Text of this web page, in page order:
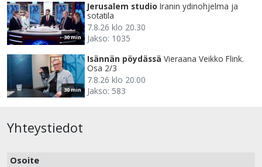
30 min
Jerusalem studio Iranin ydinohjelma ja
sotatila
7.8.26 klo 20.30
Jakso: 1035
30 min
Isännän pöydässä Vieraana Veikko Flink.
Osa 2/3
7.8.26 klo 20.00
Jakso: 583
Yhteystiedot
Osoite